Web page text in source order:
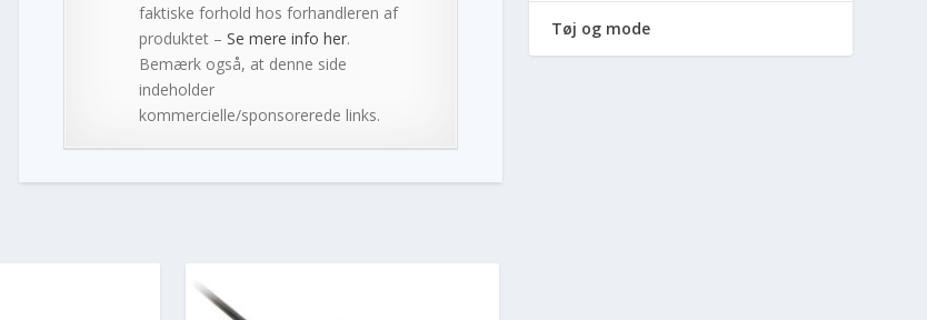
faktiske forhold hos forhandleren af
produktet – Se mere info her.
Bemærk også, at denne side
indeholder
kommercielle/sponsorerede links.
Tøj og mode